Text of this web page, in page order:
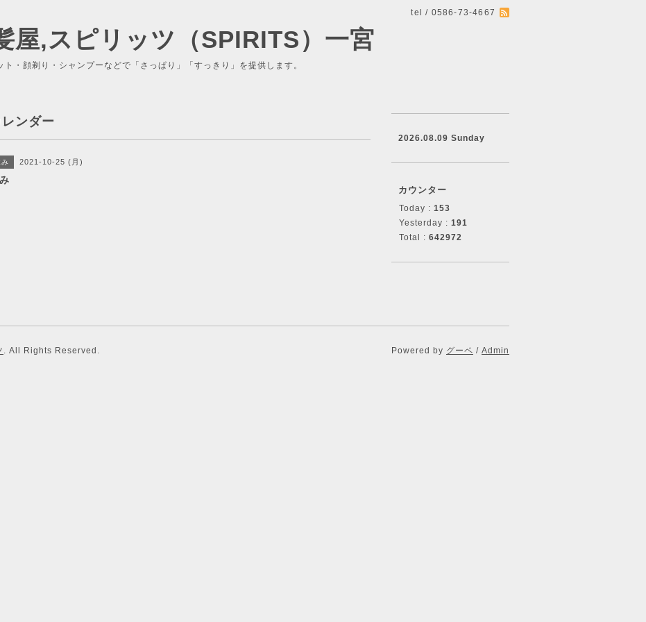
tel / 0586-73-4667
屋,スピリッツ（SPIRITS）一宮
・顔剃り・シャンプーなどで「さっぱり」「すっきり」を提供します。
レンダー
み 2021-10-25 (月)
2026.08.09 Sunday
カウンター
Today : 153
Yesterday : 191
Total : 642972
. All Rights Reserved. Powered by グーペ / Admin